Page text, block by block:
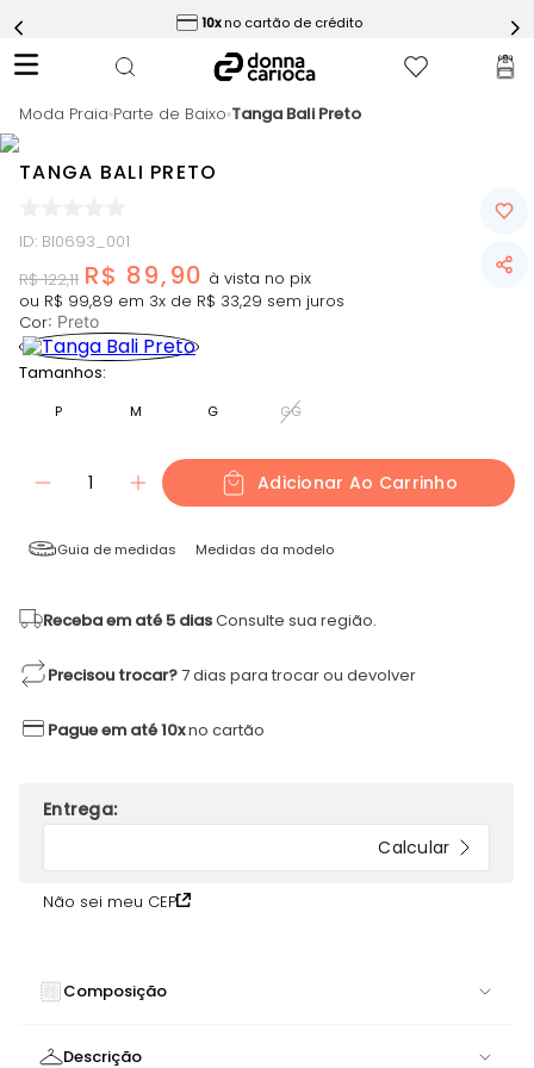
10x no cartão de crédito
Moda Praia Parte de Baixo Tanga Bali Preto
TANGA BALI PRETO
ID: BI0693_001
R$ 122,11 R$ 89,90
ou R$ 99,89 em 3x de R$ 33,29 sem juros
Cor: Preto
Tamanhos:
P M G GG
1 Adicionar Ao Carrinho
Guia de medidas Medidas da modelo
Receba em até 5 diasConsulte sua região.
Precisou trocar?7 dias para trocar ou devolver
Pague em até 10xno cartão
Não sei meu CEP
Composição
Descrição
Epic Vermelho
7º Conjunto
10ºChallenge Azul